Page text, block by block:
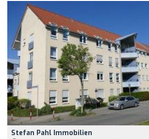
Stefan Pahl Immobilien